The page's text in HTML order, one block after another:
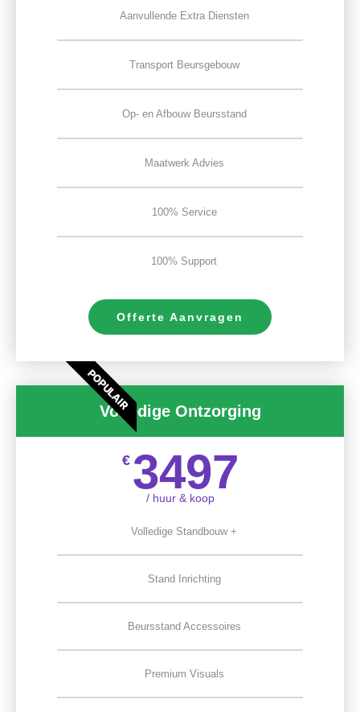
Aanvullende Extra Diensten
Transport Beursgebouw
Op- en Afbouw Beursstand
Maatwerk Advies
100% Service
100% Support
Offerte Aanvragen
POPULAIR
Volledige Ontzorging
€ 3497
/ huur & koop
Volledige Standbouw +
Stand Inrichting
Beursstand Accessoires
Premium Visuals